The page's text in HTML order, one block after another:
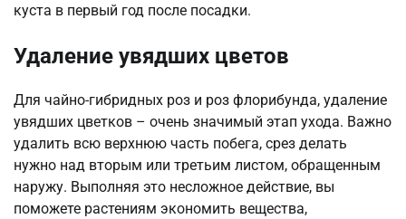
куста в первый год после посадки.
Удаление увядших цветов
Для чайно-гибридных роз и роз флорибунда, удаление
увядших цветков – очень значимый этап ухода. Важно
удалить всю верхнюю часть побега, срез делать
нужно над вторым или третьим листом, обращенным
наружу. Выполняя это несложное действие, вы
поможете растениям экономить вещества,